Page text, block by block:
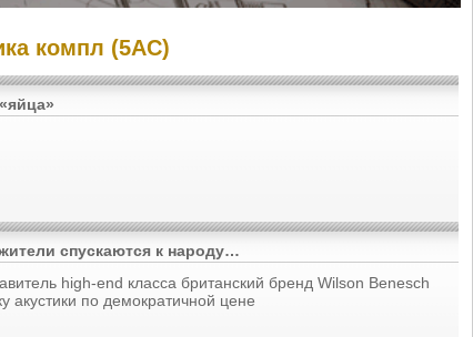
компл (5АС)
спускаются к народу…
high-end класса британский бренд Wilson Benesch
акустики по демократичной цене